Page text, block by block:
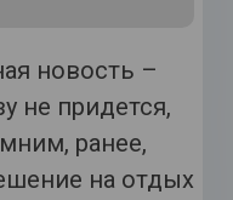
новость –
не придется,
ранее,
на отдых